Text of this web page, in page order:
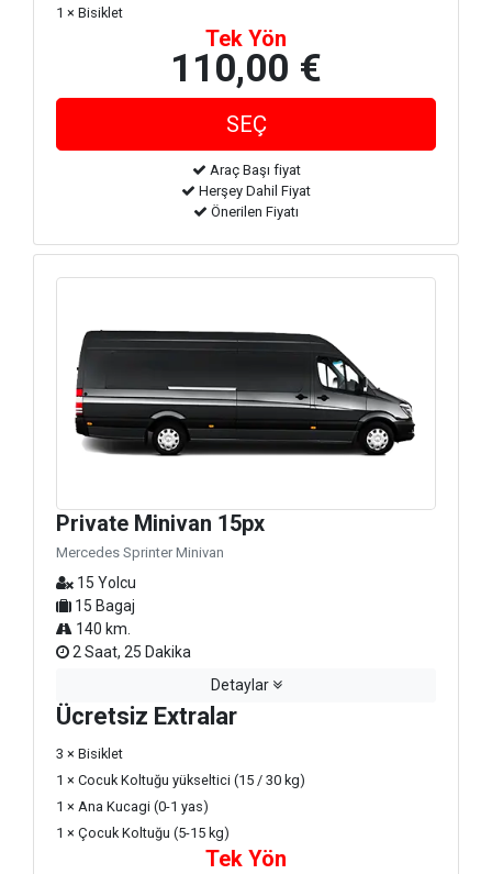
1 × Bisiklet
Tek Yön
110,00 €
Araç Başı fiyat
Herşey Dahil Fiyat
Önerilen Fiyatı
Private Minivan 15px
Mercedes Sprinter Minivan
15 Yolcu
15 Bagaj
140 km.
2 Saat, 25 Dakika
Detaylar
Ücretsiz Extralar
3 × Bisiklet
1 × Cocuk Koltuğu yükseltici (15 / 30 kg)
1 × Ana Kucagi (0-1 yas)
1 × Çocuk Koltuğu (5-15 kg)
Tek Yön